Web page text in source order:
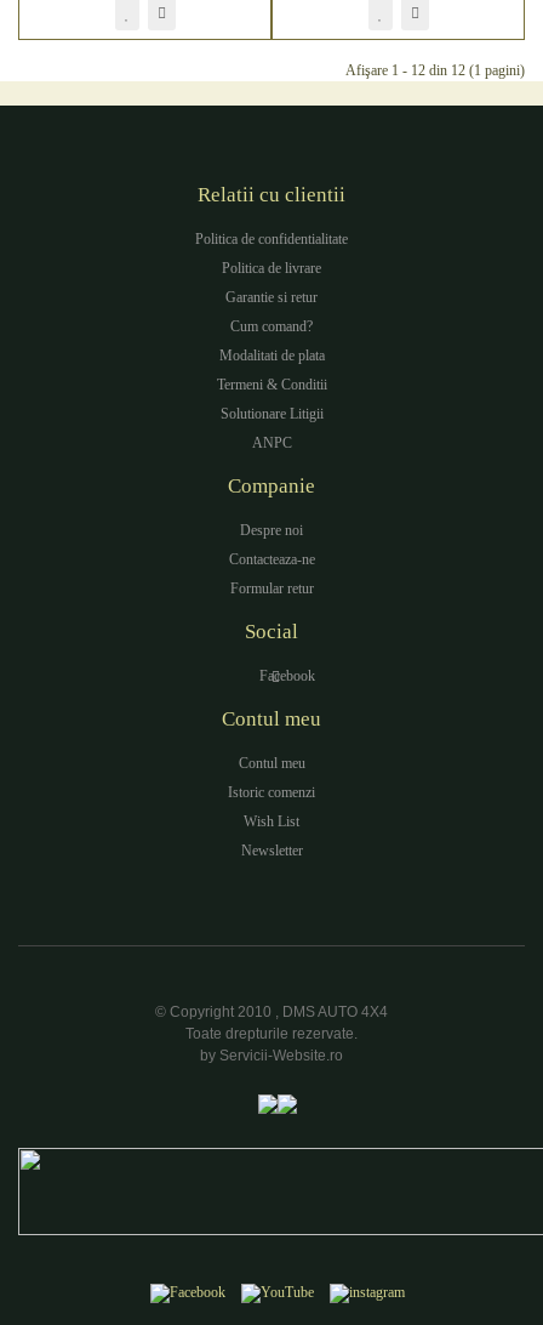
Afişare 1 - 12 din 12 (1 pagini)
Relatii cu clientii
Politica de confidentialitate
Politica de livrare
Garantie si retur
Cum comand?
Modalitati de plata
Termeni & Conditii
Solutionare Litigii
ANPC
Companie
Despre noi
Contacteaza-ne
Formular retur
Social
Facebook
Contul meu
Contul meu
Istoric comenzi
Wish List
Newsletter
© Copyright 2010 , DMS AUTO 4X4
Toate drepturile rezervate.
by Servicii-Website.ro